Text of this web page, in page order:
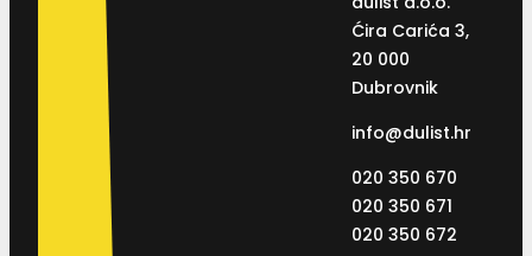
Ćira Carića 3,
20 000
Dubrovnik
info@dulist.hr
020 350 670
020 350 671
020 350 672